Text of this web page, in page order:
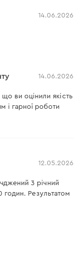
батареи.
заряд.
14.06.2026
14.06.2026
що ви оцінили якість
і гарної роботи
12.05.2026
3 річний
годин. Результатом